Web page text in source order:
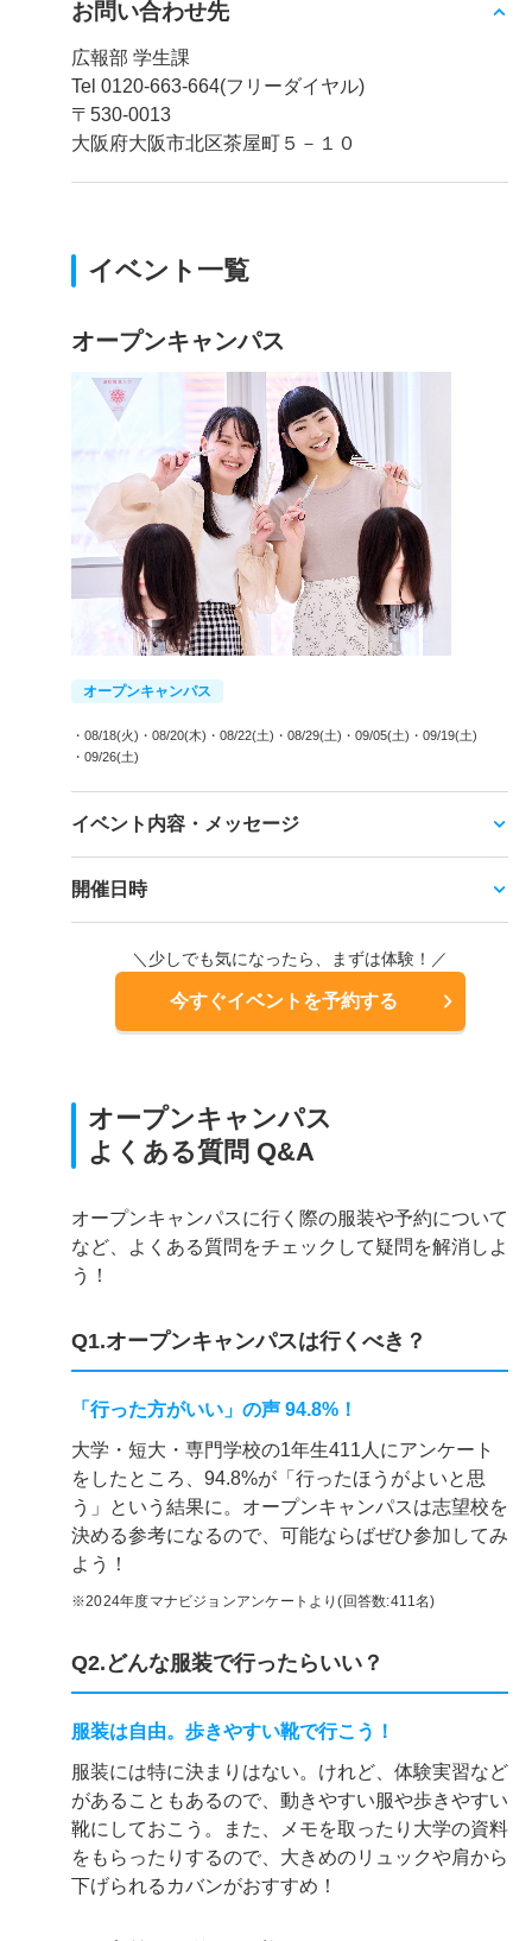
お問い合わせ先
広報部 学生課
Tel 0120-663-664(フリーダイヤル)
〒530-0013
大阪府大阪市北区茶屋町５－１０
イベント一覧
オープンキャンパス
オープンキャンパス
・08/18(火) ・08/20(木) ・08/22(土) ・08/29(土) ・09/05(土) ・09/19(土)
・09/26(土)
イベント内容・メッセージ
開催日時
＼少しでも気になったら、まずは体験！／
今すぐイベントを予約する
オープンキャンパス
よくある質問 Q&A
オープンキャンパスに行く際の服装や予約について
など、よくある質問をチェックして疑問を解消しよ
う！
Q1.オープンキャンパスは行くべき？
「行った方がいい」の声 94.8%！
大学・短大・専門学校の1年生411人にアンケート
をしたところ、94.8%が「行ったほうがよいと思
う」という結果に。オープンキャンパスは志望校を
決める参考になるので、可能ならばぜひ参加してみ
よう！
※2024年度マナビジョンアンケートより(回答数:411名)
Q2.どんな服装で行ったらいい？
服装は自由。歩きやすい靴で行こう！
服装には特に決まりはない。けれど、体験実習など
があることもあるので、動きやすい服や歩きやすい
靴にしておこう。また、メモを取ったり大学の資料
をもらったりするので、大きめのリュックや肩から
下げられるカバンがおすすめ！